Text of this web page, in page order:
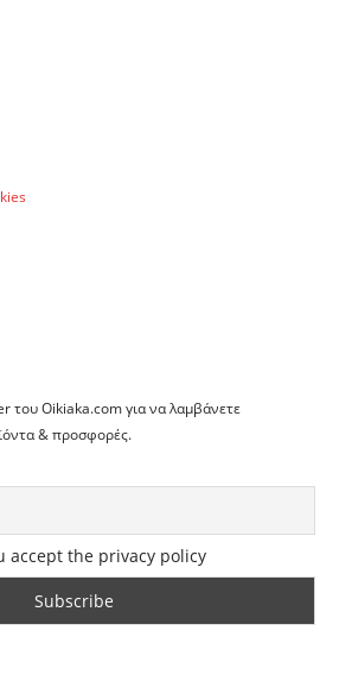
του Oikiaka.com για να λαμβάνετε
& προσφορές.
accept the privacy policy